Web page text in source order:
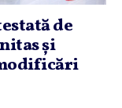
de
şi